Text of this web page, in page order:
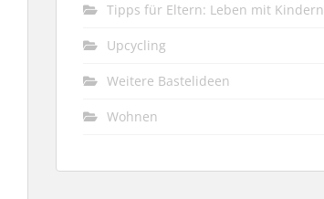
Tipps für Eltern: Leben mit Kindern
Upcycling
Weitere Bastelideen
Wohnen